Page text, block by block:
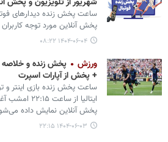
پخش آنلاین مورد توجه
۱۴۰۴-۰۶-۰۴ ۰۸:۲۲
ورزش
پخش زنده و خلاصه
+ پخش از آپارات اسپرت
ساعت پخش زنده بازی اینتر و
ایتالیا از
پخش آنلاین نمایش داده
۱۴۰۴-۰۶-۰۳ ۲۲:۱۵